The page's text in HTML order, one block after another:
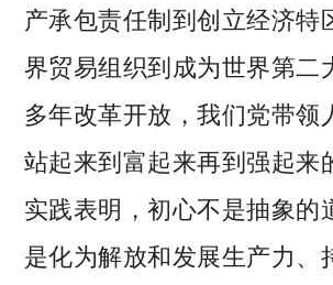
产承包责任制到创立经济特
界贸易组织到成为世界第二
多年改革开放，我们党带领
站起来到富起来再到强起来
实践表明，初心不是抽象的
是化为解放和发展生产力、